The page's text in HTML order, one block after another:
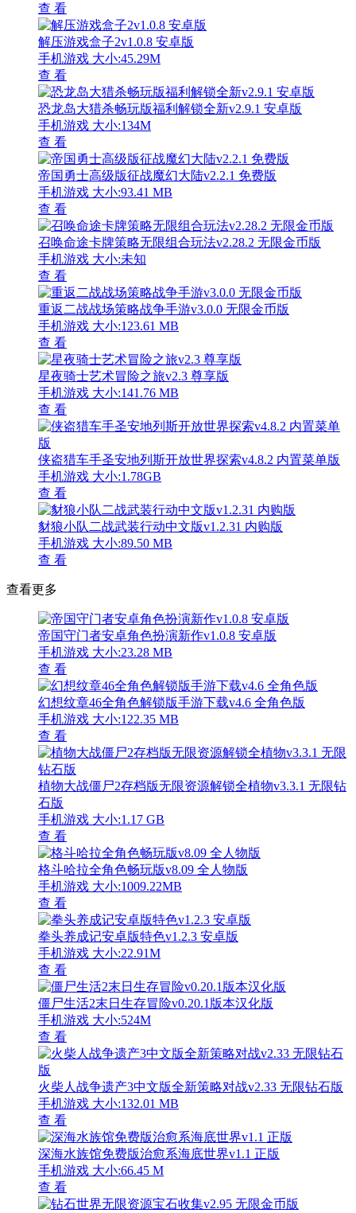
查 看
解压游戏盒子2v1.0.8 安卓版
手机游戏 大小:45.29M
查 看
恐龙岛大猎杀畅玩版福利解锁全新v2.9.1 安卓版
手机游戏 大小:134M
查 看
帝国勇士高级版征战魔幻大陆v2.2.1 免费版
手机游戏 大小:93.41 MB
查 看
召唤命途卡牌策略无限组合玩法v2.28.2 无限金币版
手机游戏 大小:未知
查 看
重返二战战场策略战争手游v3.0.0 无限金币版
手机游戏 大小:123.61 MB
查 看
星夜骑士艺术冒险之旅v2.3 尊享版
手机游戏 大小:141.76 MB
查 看
侠盗猎车手圣安地列斯开放世界探索v4.8.2 内置菜单版
手机游戏 大小:1.78GB
查 看
豺狼小队二战武装行动中文版v1.2.31 内购版
手机游戏 大小:89.50 MB
查 看
查看更多
帝国守门者安卓角色扮演新作v1.0.8 安卓版
手机游戏 大小:23.28 MB
查 看
幻想纹章46全角色解锁版手游下载v4.6 全角色版
手机游戏 大小:122.35 MB
查 看
植物大战僵尸2存档版无限资源解锁全植物v3.3.1 无限钻
石版
手机游戏 大小:1.17 GB
查 看
格斗哈拉全角色畅玩版v8.09 全人物版
手机游戏 大小:1009.22MB
查 看
拳头养成记安卓版特色v1.2.3 安卓版
手机游戏 大小:22.91M
查 看
僵尸生活2末日生存冒险v0.20.1版本汉化版
手机游戏 大小:524M
查 看
火柴人战争遗产3中文版全新策略对战v2.33 无限钻石版
手机游戏 大小:132.01 MB
查 看
深海水族馆免费版治愈系海底世界v1.1 正版
手机游戏 大小:66.45 M
查 看